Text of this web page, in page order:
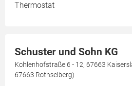
Thermostat
Schuster und Sohn KG
Kohlenhofstraße 6 - 12, 67663
67663 Rothselberg)